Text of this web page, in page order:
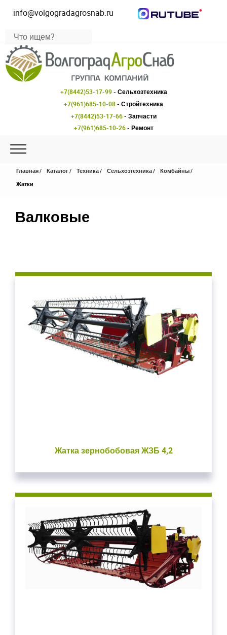
info@volgogradagrosnab.ru
+7(8442)53-17-99- Сельхозтехника
+7(961)685-10-08- Стройтехника
+7(8442)53-17-66- Запчасти
+7(961)685-10-26- Ремонт
Главная Каталог Техника Сельхозтехника
Комбайны
Жатки
Валковые
Жатка зернобобовая ЖЗБ 4,2